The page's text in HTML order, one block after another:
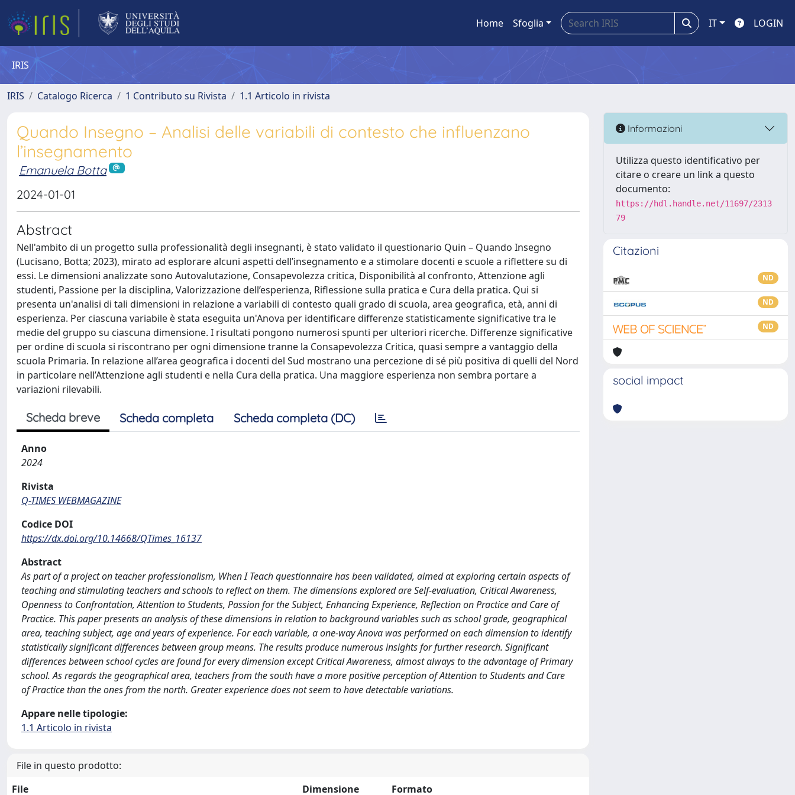
Home Sfoglia IT LOGIN
IRIS
IRIS Catalogo Ricerca 1 Contributo su Rivista 1.1 Articolo in rivista
Quando Insegno – Analisi delle variabili di contesto che influenzano
l’insegnamento
Emanuela Botta
2024-01-01
Abstract
Nell'ambito di un progetto sulla professionalità degli insegnanti, è stato validato il questionario Quin – Quando Insegno
(Lucisano, Botta; 2023), mirato ad esplorare alcuni aspetti dell’insegnamento e a stimolare docenti e scuole a riflettere su di
essi. Le dimensioni analizzate sono Autovalutazione, Consapevolezza critica, Disponibilità al confronto, Attenzione agli
studenti, Passione per la disciplina, Valorizzazione dell’esperienza, Riflessione sulla pratica e Cura della pratica. Qui si
presenta un'analisi di tali dimensioni in relazione a variabili di contesto quali grado di scuola, area geografica, età, anni di
esperienza. Per ciascuna variabile è stata eseguita un'Anova per identificare differenze statisticamente significative tra le
medie del gruppo su ciascuna dimensione. I risultati pongono numerosi spunti per ulteriori ricerche. Differenze significative
per ordine di scuola si riscontrano per ogni dimensione tranne la Consapevolezza Critica, quasi sempre a vantaggio della
scuola Primaria. In relazione all’area geografica i docenti del Sud mostrano una percezione di sé più positiva di quelli del Nord
in particolare nell’Attenzione agli studenti e nella Cura della pratica. Una maggiore esperienza non sembra portare a
variazioni rilevabili.
Scheda breve Scheda completa Scheda completa (DC)
Anno
2024
Rivista
Q-TIMES WEBMAGAZINE
Codice DOI
https://dx.doi.org/10.14668/QTimes_16137
Abstract
As part of a project on teacher professionalism, When I Teach questionnaire has been validated, aimed at exploring certain aspects of
teaching and stimulating teachers and schools to reflect on them. The dimensions explored are Self-evaluation, Critical Awareness,
Openness to Confrontation, Attention to Students, Passion for the Subject, Enhancing Experience, Reflection on Practice and Care of
Practice. This paper presents an analysis of these dimensions in relation to background variables such as school grade, geographical
area, teaching subject, age and years of experience. For each variable, a one-way Anova was performed on each dimension to identify
statistically significant differences between group means. The results produce numerous insights for further research. Significant
differences between school cycles are found for every dimension except Critical Awareness, almost always to the advantage of Primary
school. As regards the geographical area, teachers from the south have a more positive perception of Attention to Students and Care
of Practice than the ones from the north. Greater experience does not seem to have detectable variations.
Appare nelle tipologie:
1.1 Articolo in rivista
File in questo prodotto:
File
Dimensione Formato
Informazioni
Utilizza questo identificativo per
citare o creare un link a questo
documento:
https://hdl.handle.net/11697/2313
79
Citazioni
ND
ND
ND
social impact